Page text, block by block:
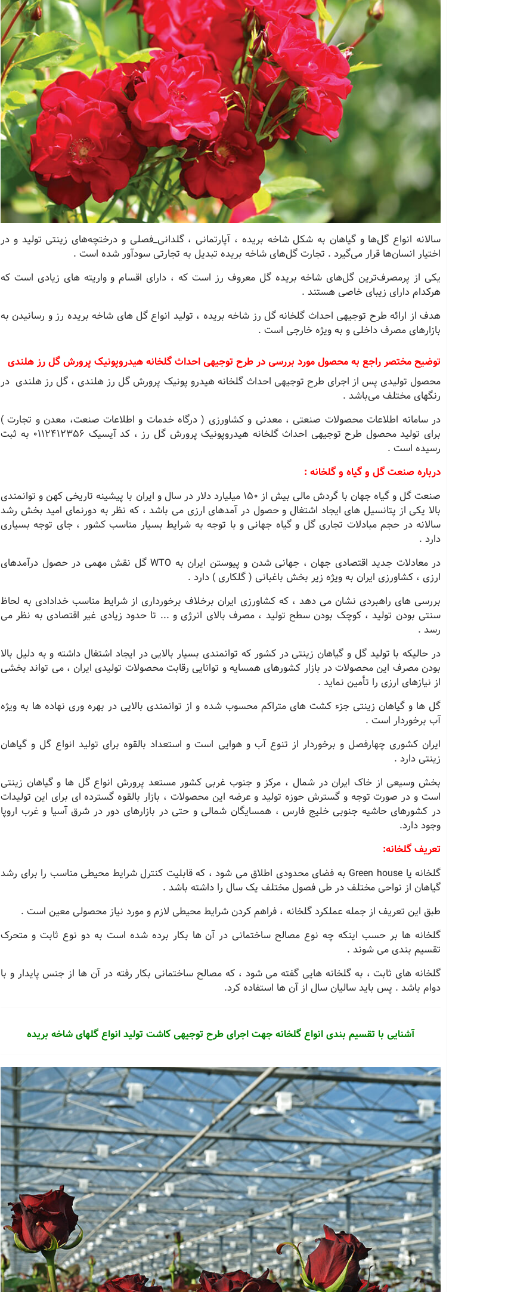
سالانه انواع گل‌ها و گیاهان به شکل شاخه بریده ، آپارتمانی ، گلدانی_فصلی و درختچه‌های زینتی تولید و در
اختیار انسان‌ها قرار می‌گیرد . تجارت گل‌های شاخه بریده تبدیل به تجارتی سودآور شده است .
یکی از پرمصرف‌ترین گل‌های شاخه بریده گل معروف رز است که ، دارای اقسام و واریته های زیادی است که
هرکدام دارای زیبای خاصی هستند .
هدف از ارائه طرح توجیهی احداث گلخانه گل رز شاخه بریده ، تولید انواع گل های شاخه بریده رز و رسانیدن به
بازارهای مصرف داخلی و به ‌ویژه خارجی است .
توضیح مختصر راجع به محصول مورد بررسی در طرح توجیهی احداث گلخانه هیدروپونیک پرورش گل رز هلندی
محصول تولیدی پس از اجرای طرح توجیهی احداث گلخانه هیدرو پونیک پرورش گل رز هلندی ، گل رز هلندی در
رنگهای مختلف می‌باشد .
در سامانه اطلاعات محصولات صنعتی ، معدنی و کشاورزی ( درگاه خدمات و اطلاعات صنعت، معدن و تجارت )
برای تولید محصول طرح توجیهی احداث گلخانه هیدروپونیک پرورش گل رز ، کد آیسیک 0112412356 به ثبت
رسیده است .
درباره صنعت گل و گیاه و گلخانه :
صنعت گل و گیاه جهان با گردش مالی بیش از 150 میلیارد دلار در سال و ایران با پیشینه تاریخی کهن و توانمندی
بالا یکی از پتانسیل های ایجاد اشتغال و حصول در آمدهای ارزی می باشد ، که نظر به دورنمای امید بخش رشد
سالانه در حجم مبادلات تجاری گل و گیاه جهانی و با توجه به شرایط بسیار مناسب کشور ، جای توجه بسیاری
دارد .
در معادلات جدید اقتصادی جهان ، جهانی شدن و پیوستن ایران به WTOگل نقش مهمی در حصول درآمدهای
ارزی ، کشاورزی ایران به ویژه زیر بخش باغبانی ( گلکاری ) دارد .
بررسی های راهبردی نشان می دهد ، که کشاورزی ایران برخلاف برخورداری از شرایط مناسب خدادادی به لحاظ
سنتی بودن تولید ، کوچک بودن سطح تولید ، مصرف بالای انرژی و ... تا حدود زیادی غیر اقتصادی به نظر می
رسد .
در حالیکه با تولید گل و گیاهان زینتی در کشور که توانمندی بسیار بالایی در ایجاد اشتغال داشته و به دلیل بالا
بودن مصرف این محصولات در بازار کشورهای همسایه و توانایی رقابت محصولات تولیدی ایران ، می تواند بخشی
از نیازهای ارزی را تأمین نماید .
گل ها و گیاهان زینتی جزء کشت های متراکم محسوب شده و از توانمندی بالایی در بهره وری نهاده ها به ویژه
آب برخوردار است .
ایران کشوری چهارفصل و برخوردار از تنوع آب و هوایی است و استعداد بالقوه برای تولید انواع گل و گیاهان
زینتی دارد .
بخش وسیعی از خاک ایران در شمال ، مرکز و جنوب غربی کشور مستعد پرورش انواع گل ها و گیاهان زینتی
است و در صورت توجه و گسترش حوزه تولید و عرضه این محصولات ، بازار بالقوه گسترده ای برای این تولیدات
در کشورهای حاشیه جنوبی خلیج فارس ، همسایگان شمالی و حتی در بازارهای دور در شرق آسیا و غرب اروپا
وجود دارد.
تعریف گلخانه:
گلخانه یا Green house به فضای محدودی اطلاق می شود ، که قابلیت کنترل شرایط محیطی مناسب را برای رشد
گیاهان از نواحی مختلف در طی فصول مختلف یک سال را داشته باشد .
طبق این تعریف از جمله عملکرد گلخانه ، فراهم کردن شرایط محیطی لازم و مورد نیاز محصولی معین است .
گلخانه ها بر حسب اینکه چه نوع مصالح ساختمانی در آن ها بکار برده شده است به دو نوع ثابت و متحرک
تقسیم بندی می شوند .
گلخانه های ثابت ، به گلخانه هایی گفته می شود ، که مصالح ساختمانی بکار رفته در آن ها از جنس پایدار و با
دوام باشد . پس باید سالیان سال از آن ها استفاده کرد.
آشنایی با تقسیم بندی انواع گلخانه جهت اجرای طرح توجیهی کاشت تولید انواع گلهای شاخه بریده